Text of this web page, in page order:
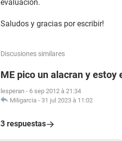
evaluación.
Saludos y gracias por escribir!
Discusiones similares
ME pico un alacran y estoy
lesperan - 6 sep 2012 à 21:34
Miligarcia - 31 jul 2023 à 11:02
3 respuestas